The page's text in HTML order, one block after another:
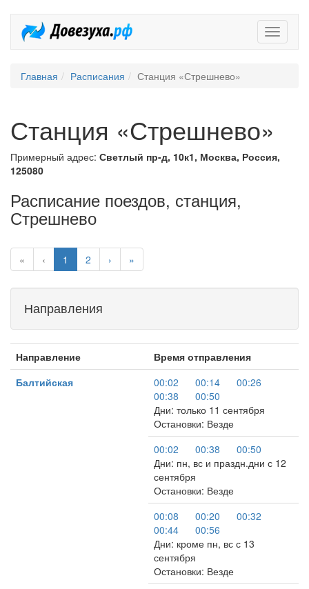
Главная Расписания Станция «Стрешнево»
Станция «Стрешнево»
Примерный адрес: Светлый пр-д, 10к1, Москва, Россия,
125080
Расписание поездов, станция,
Стрешнево
« ‹ 1 2 › »
Направления
Направление
Время отправления
Балтийская
00:02 00:14
00:26
00:38
00:50
Дни: только 11 сентября
Остановки: Везде
00:02
00:38
00:50
Дни: пн, вс и праздн.дни с 12
сентября
Остановки: Везде
00:08
00:20
00:32
00:44
00:56
Дни: кроме пн, вс с 13
сентября
Остановки: Везде